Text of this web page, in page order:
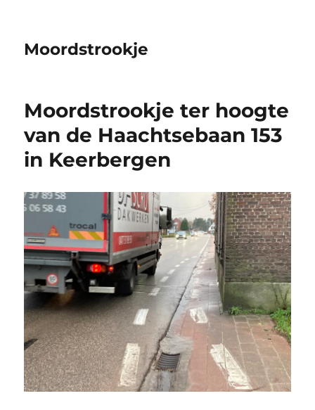
Moordstrookje
Moordstrookje ter hoogte
van de Haachtsebaan 153
in Keerbergen